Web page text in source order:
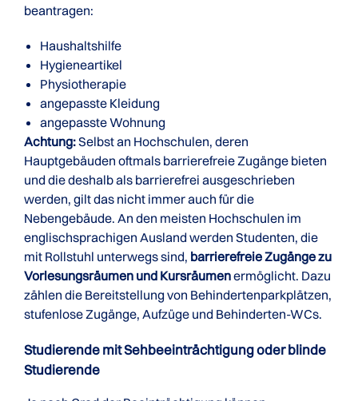
beantragen:
Haushaltshilfe
Hygieneartikel
Physiotherapie
angepasste Kleidung
angepasste Wohnung
Achtung:Selbst an Hochschulen, deren
Hauptgebäuden oftmals barrierefreie Zugänge bieten
und die deshalb als barrierefrei ausgeschrieben
werden, gilt das nicht immer auch für die
Nebengebäude. An den meisten Hochschulen im
englischsprachigen Ausland werden Studenten, die
mit Rollstuhl unterwegs sind, barrierefreie Zugänge zu
Vorlesungsräumen und Kursräumenermöglicht. Dazu
zählen die Bereitstellung von Behindertenparkplätzen,
stufenlose Zugänge, Aufzüge und Behinderten-WCs.
Studierende mit Seh­beeinträchtigung oder blinde
Studierende